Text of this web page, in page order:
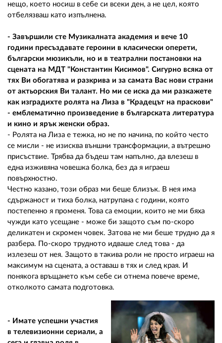
нещо, което носиш в себе си всеки ден, а не цел, която
отбелязваш като изпълнена.
- Завършили сте Музикалната академия и вече 10
години пресъздавате героини в класически оперети,
български мюзикъли, но и в театрални постановки на
сцената на МДТ "Константин Кисимов". Сигурно всяка от
тях Ви обогатява и разкрива и за самата Вас нови страни
от актьорския Ви талант. Но ми се иска да ми разкажете
как изградихте ролята на Лиза в "Крадецът на праскови"
- емблематично произведение в българската литература
и кино и ярък женски образ.
- Ролята на Лиза е тежка, но не по начина, по който често
се мисли - не изисква външни трансформации, а вътрешно
присъствие. Трябва да бъдеш там напълно, да влезеш в
една изживяна човешка болка, без да я играеш
повърхностно.
Честно казано, този образ ми беше близък. В нея има
сдържаност и тиха болка, натрупана с години, която
постепенно я променя. Това са емоции, които не ми бяха
чужди като усещане - може би защото съм по-скоро
деликатен и скромен човек. Затова не ми беше трудно да я
разбера. По-скоро трудното идваше след това - да
излезеш от нея. Защото в такива роли не просто играеш на
максимум на сцената, а оставаш в тях и след края. И
понякога връщането към себе си отнема повече време,
отколкото самата подготовка.
- Имате успешни участия
в телевизионни сериали, а